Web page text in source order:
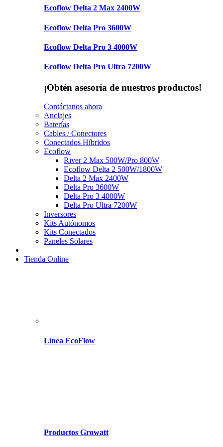
Ecoflow Delta 2 Max 2400W
Ecoflow Delta Pro 3600W
Ecoflow Delta Pro 3 4000W
Ecoflow Delta Pro Ultra 7200W
¡Obtén asesoría de nuestros productos!
Contáctanos ahora
Anclajes
Baterías
Cables / Conectores
Conectados Híbridos
Ecoflow
River 2 Max 500W/Pro 800W
Ecoflow Delta 2 500W/1800W
Delta 2 Max 2400W
Delta Pro 3600W
Delta Pro 3 4000W
Delta Pro Ultra 7200W
Inversores
Kits Autónomos
Kits Conectados
Paneles Solares
Tienda Online
Línea EcoFlow
Productos Growatt